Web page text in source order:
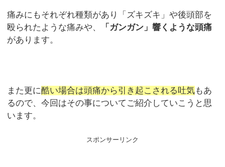
痛みにもそれぞれ種類があり「ズキズキ」や後頭部を
殴られたような痛みや、
「ガンガン」響くような頭痛
があります。
また更に酷い場合は頭痛から引き起こされる吐気もあ
るので、今回はその事についてご紹介していこうと思
います。
スポンサーリンク